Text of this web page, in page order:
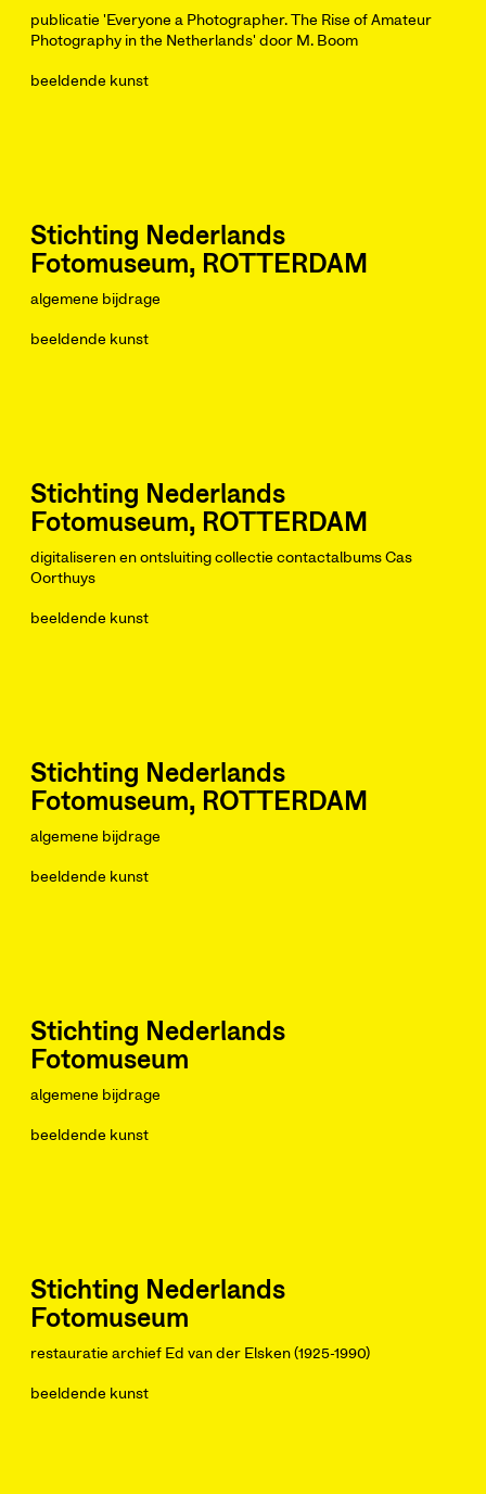
publicatie 'Everyone a Photographer. The Rise of Amateur
Photography in the Netherlands' door M. Boom
beeldende kunst
Stichting Nederlands
Fotomuseum, ROTTERDAM
algemene bijdrage
beeldende kunst
Stichting Nederlands
Fotomuseum, ROTTERDAM
digitaliseren en ontsluiting collectie contactalbums Cas
Oorthuys
beeldende kunst
Stichting Nederlands
Fotomuseum, ROTTERDAM
algemene bijdrage
beeldende kunst
Stichting Nederlands
Fotomuseum
algemene bijdrage
beeldende kunst
Stichting Nederlands
Fotomuseum
restauratie archief Ed van der Elsken (1925-1990)
beeldende kunst